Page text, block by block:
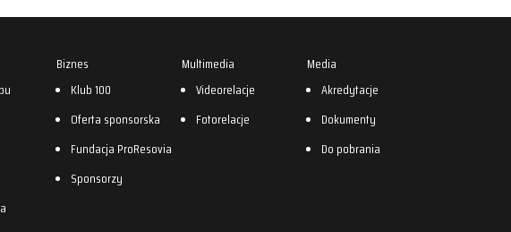
Biznes
Klub 100
Oferta sponsorska
Fundacja ProResovia
Sponsorzy
Multimedia
Videorelacje
Fotorelacje
Media
Akredytacje
Dokumenty
Do pobrania